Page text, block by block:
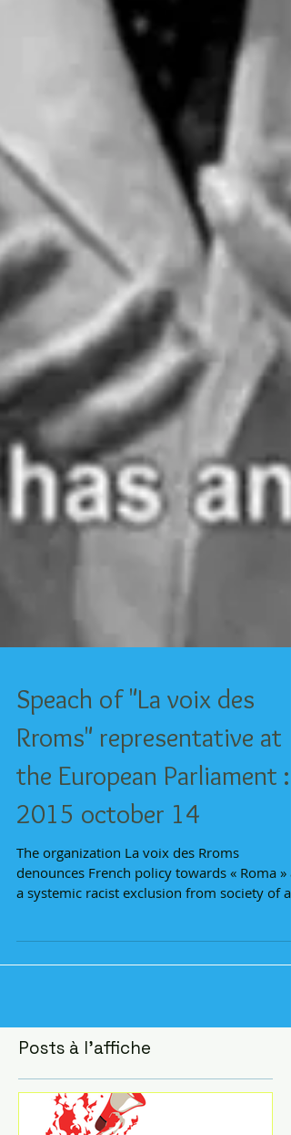
Speach of "La voix des
Rroms" representative at
the European Parliament :
2015 october 14
group of...
Posts à l'affiche